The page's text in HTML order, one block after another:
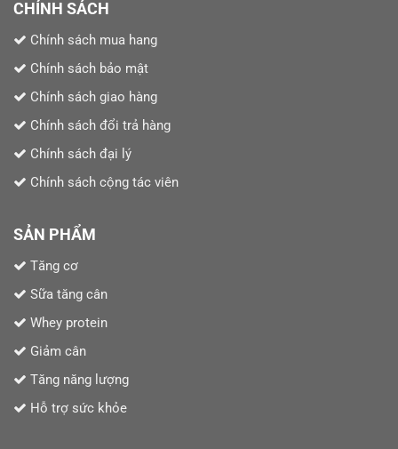
CHÍNH SÁCH
Chính sách mua hang
Chính sách bảo mật
Chính sách giao hàng
Chính sách đổi trả hàng
Chính sách đại lý
Chính sách cộng tác viên
SẢN PHẨM
Tăng cơ
Sữa tăng cân
Whey protein
Giảm cân
Tăng năng lượng
Hỗ trợ sức khỏe